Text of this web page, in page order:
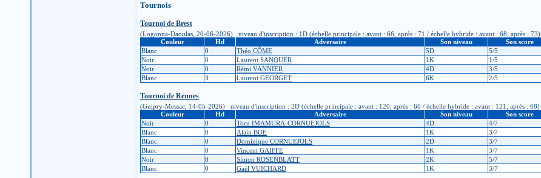
Tournois
Tournoi de Brest
(Logonna-Daoulas, 20-06-2026) niveau d'inscription : 1D (échelle principale : avant : 66, après : 71 / échelle hybride : avant : 68, après : 73)
Couleur
Hd Adversaire Son niveau Son score
Blanc
0 Théo CÔME 5D 5/5
Noir
0 Laurent SANQUER 1K 1/5
Noir
0 Rémi VANNIER 4D 3/5
Blanc
3 Laurent GEORGET 6K 2/5
Tournoi de Rennes
(Guipry-Messac, 14-05-2026) niveau d'inscription : 2D (échelle principale : avant : 120, après : 66 / échelle hybride : avant : 121, après : 68)
Couleur
Hd Adversaire Son niveau Son score
Noir
0 Toru IMAMURA-CORNUEJOLS 4D 4/7
Blanc
0 Alain BOE 1K 3/7
Blanc
0 Dominique CORNUEJOLS 2D 3/7
Blanc
0 Vincent GAIFFE 1K 3/7
Noir
0 Simon ROSENBLATT 2K 5/7
Blanc
0 Gaël VUICHARD 1K 3/7